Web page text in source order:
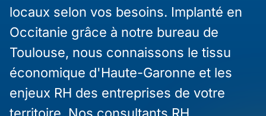
locaux selon vos besoins. Implanté en
Occitanie grâce à notre bureau de
Toulouse, nous connaissons le tissu
économique d'Haute-Garonne et les
enjeux RH des entreprises de votre